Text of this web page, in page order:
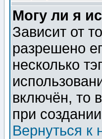
Могу ли я
Зависит от
разрешено
несколько
включён, то
при
Вернуться к